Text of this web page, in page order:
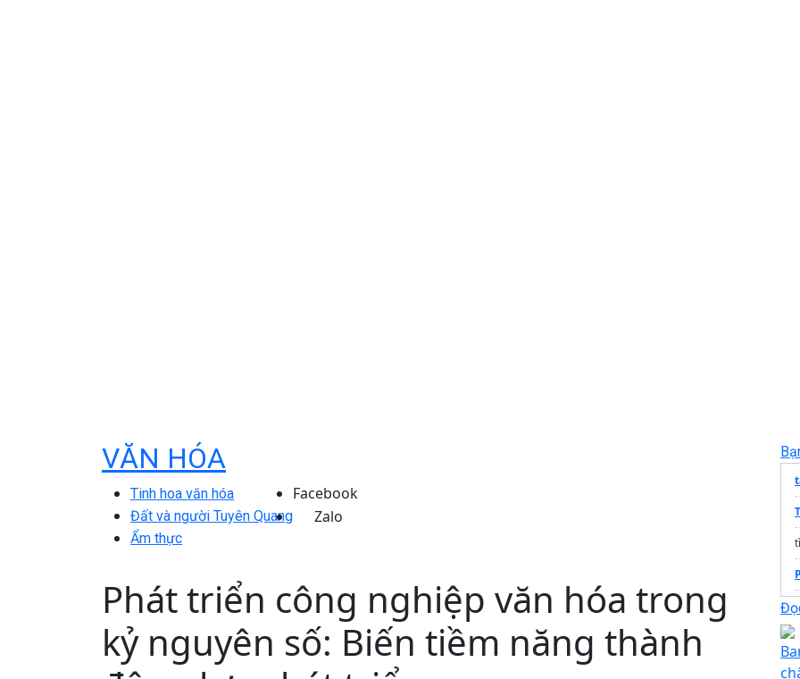
VĂN HÓA
Tinh hoa văn hóa
Đất và người Tuyên Quang
Ẩm thực
Facebook
Zalo
Phát triển công nghiệp văn hóa trong
kỷ nguyên số: Biến tiềm năng thành